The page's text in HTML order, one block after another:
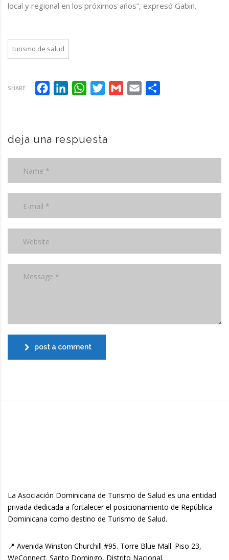
local y regional en los próximos años”, expresó Gabin.
turismo de salud
SHARE FacebookLinkedInWhatsApp
TwitterGmail Email
deja una respuesta
post a comment
La Asociación Dominicana de Turismo de Salud es una entidad
privada dedicada a fortalecer el posicionamiento de República
Dominicana como destino de Turismo de Salud.
📍 Avenida Winston Churchill #95. Torre Blue Mall. Piso 23,
WeConnect. Santo Domingo, Distrito Nacional.